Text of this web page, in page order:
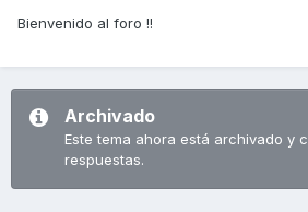
Bienvenido al foro !!
Archivado
Este tema ahora está archivado y
respuestas.